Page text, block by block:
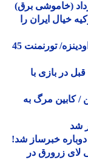
ایران را
ویدیو| خلاصه بازی بارسلونا مقابل ناتینگام و اودینزه/ تورنمنت 45
بازی با
مرگ به
خبرساز شد!
زرورق در